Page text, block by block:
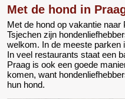
Met de hond in
Met de hond op vakantie
Tsjechen zijn
welkom. In de meeste parken
In veel restaurants staat een
Praag is ook een goede
komen, want
hun hond.